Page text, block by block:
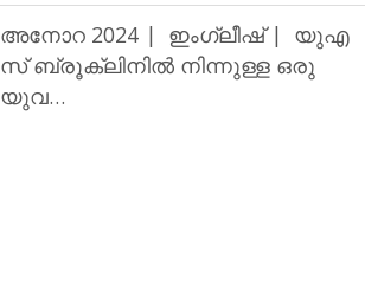
അനോറ 2024 | ഇംഗ്ലീഷ് | യുഎ
സ് ബ്രൂക്ലിനില്‍ നിന്നുള്ള ഒരു
യുവ…